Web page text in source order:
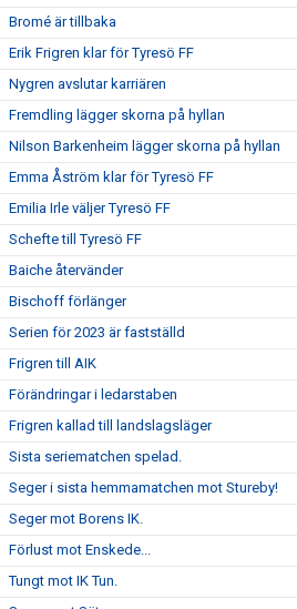
Bromé är tillbaka
Erik Frigren klar för Tyresö FF
Nygren avslutar karriären
Fremdling lägger skorna på hyllan
Nilson Barkenheim lägger skorna på hyllan
Emma Åström klar för Tyresö FF
Emilia Irle väljer Tyresö FF
Schefte till Tyresö FF
Baiche återvänder
Bischoff förlänger
Serien för 2023 är fastställd
Frigren till AIK
Förändringar i ledarstaben
Frigren kallad till landslagsläger
Sista seriematchen spelad.
Seger i sista hemmamatchen mot Stureby!
Seger mot Borens IK.
Förlust mot Enskede...
Tungt mot IK Tun.